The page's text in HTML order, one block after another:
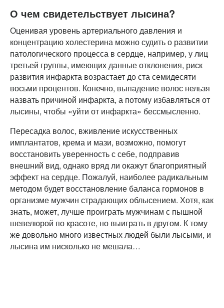
О чем свидетельствует лысина?
Оценивая уровень артериального давления и
концентрацию холестерина можно судить о развитии
патологического процесса в сердце, например, у лиц
третьей группы, имеющих данные отклонения, риск
развития инфаркта возрастает до ста семидесяти
восьми процентов. Конечно, выпадение волос нельзя
назвать причиной инфаркта, а потому избавляться от
лысины, чтобы «уйти от инфаркта» бессмысленно.
Пересадка волос, вживление искусственных
имплантатов, крема и мази, возможно, помогут
восстановить уверенность с себе, подправив
внешний вид, однако вряд ли окажут благоприятный
эффект на сердце. Пожалуй, наиболее радикальным
методом будет восстановление баланса гормонов в
организме мужчин страдающих облысением. Хотя, как
знать, может, лучше проиграть мужчинам с пышной
шевелюрой по красоте, но выиграть в другом. К тому
же довольно много известных людей были лысыми, и
лысина им нисколько не мешала…